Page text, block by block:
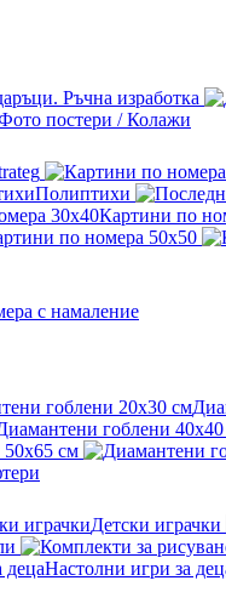
Ръчна изработка
постери / Колажи
Полиптихи
Картини по
по номера 50x50
с намаление
50x65 см
Детски играчки
Настолни игри за